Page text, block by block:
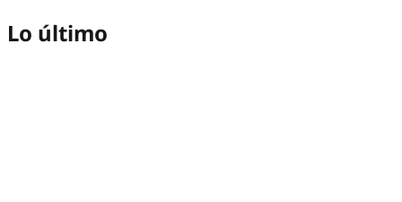
Lo último